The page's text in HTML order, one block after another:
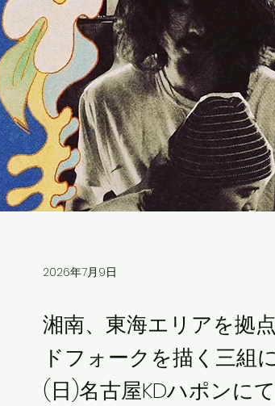
2026年7月9日
湘南、東海エリアを拠
ドフォークを描く三組
(日)名古屋KDハポンに